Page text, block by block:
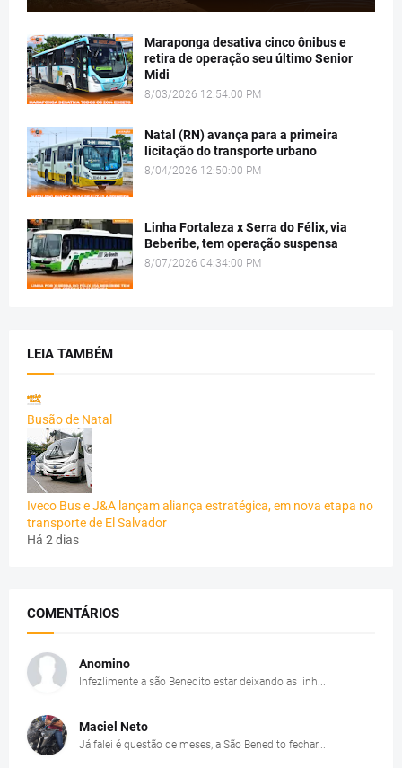
Maraponga desativa cinco ônibus e
retira de operação seu último Senior
Midi
8/03/2026 12:54:00 PM
Natal (RN) avança para a primeira
licitação do transporte urbano
8/04/2026 12:50:00 PM
Linha Fortaleza x Serra do Félix, via
Beberibe, tem operação suspensa
8/07/2026 04:34:00 PM
LEIA TAMBÉM
Busão de Natal
Iveco Bus e J&A lançam aliança estratégica, em nova etapa no
transporte de El Salvador
Há 2 dias
COMENTÁRIOS
Anomino
Infezlimente a são Benedito estar deixando as linh...
Maciel Neto
Já falei é questão de meses, a São Benedito fechar...